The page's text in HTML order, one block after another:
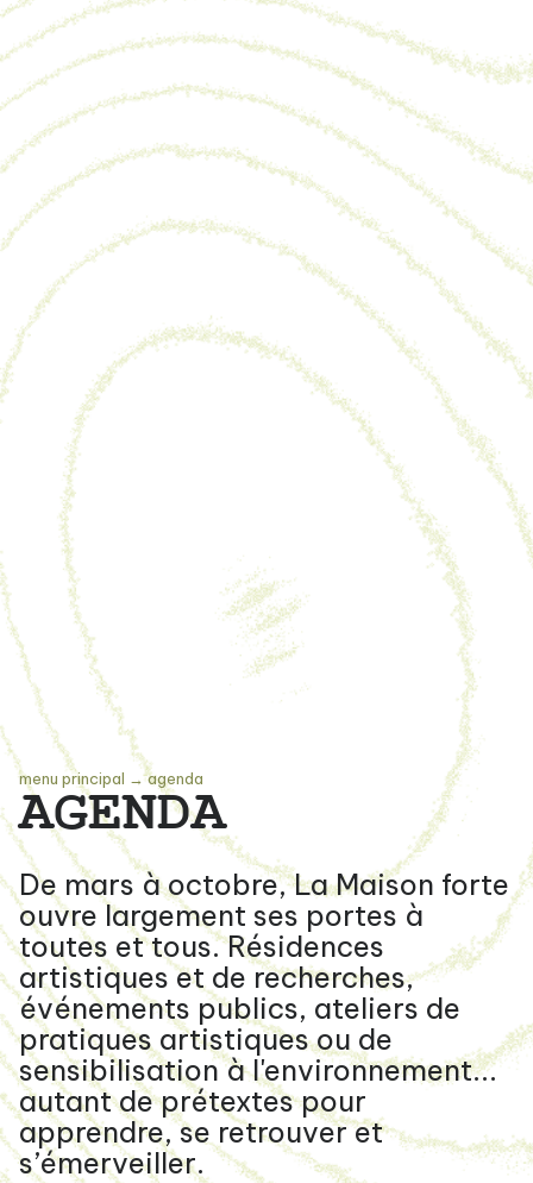
menu principal →agenda
AGENDA
De mars à octobre, La Maison forte
ouvre largement ses portes à
toutes et tous. Résidences
artistiques et de recherches,
événements publics, ateliers de
pratiques artistiques ou de
sensibilisation à l'environnement...
autant de prétextes pour
apprendre, se retrouver et
s’émerveiller.